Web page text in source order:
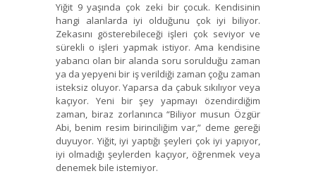
Yiğit 9 yaşında çok zeki bir çocuk. Kendisinin
hangi alanlarda iyi olduğunu çok iyi biliyor.
Zekasını gösterebileceği işleri çok seviyor ve
sürekli o işleri yapmak istiyor. Ama kendisine
yabancı olan bir alanda soru sorulduğu zaman
ya da yepyeni bir iş verildiği zaman çoğu zaman
isteksiz oluyor. Yaparsa da çabuk sıkılıyor veya
kaçıyor. Yeni bir şey yapmayı özendirdiğim
zaman, biraz zorlanınca “Biliyor musun Özgür
Abi, benim resim birinciliğim var,” deme gereği
duyuyor. Yiğit, iyi yaptığı şeyleri çok iyi yapıyor,
iyi olmadığı şeylerden kaçıyor, öğrenmek veya
denemek bile istemiyor.